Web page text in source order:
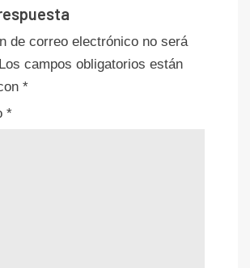
de correo electrónico no será
Los campos obligatorios están
*
*